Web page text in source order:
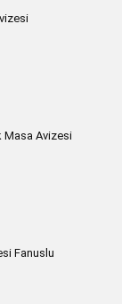
Masa Avizesi
Fanuslu